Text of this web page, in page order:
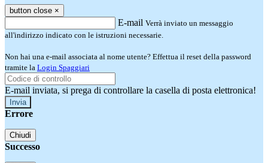
button close ×
E-mail Verrà inviato un messaggio
all'indirizzo indicato con le istruzioni necessarie.
Non hai una e-mail associata al nome utente? Effettua il reset della password
tramite la Login Spaggiari
E-mail inviata, si prega di controllare la casella di posta elettronica!
Errore
Chiudi
Successo